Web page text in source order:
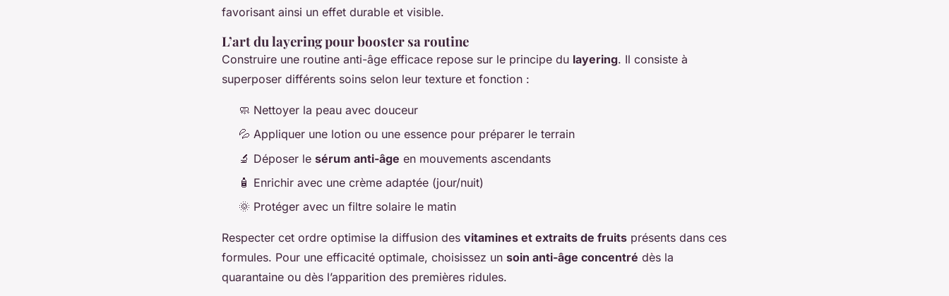
favorisant ainsi un effet durable et visible.
L’art du layering pour booster sa routine
Construire une routine anti-âge efficace repose sur le principe du layering. Il consiste à
superposer différents soins selon leur texture et fonction :
🧼 Nettoyer la peau avec douceur
💦 Appliquer une lotion ou une essence pour préparer le terrain
🔬 Déposer le sérum anti-âge en mouvements ascendants
🧴 Enrichir avec une crème adaptée (jour/nuit)
🌞 Protéger avec un filtre solaire le matin
Respecter cet ordre optimise la diffusion des vitamines et extraits de fruits présents dans ces
formules. Pour une efficacité optimale, choisissez un soin anti-âge concentré dès la
quarantaine ou dès l’apparition des premières ridules.